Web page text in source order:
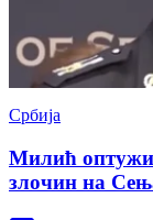
Србија
Милић
злочин на